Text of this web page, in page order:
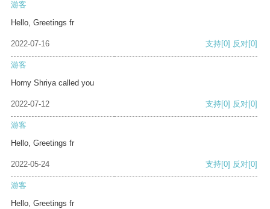
游客
Hello, Greetings fr
2022-07-16 支持[0] 反对[0]
游客
Horny Shriya called you
2022-07-12 支持[0] 反对[0]
游客
Hello, Greetings fr
2022-05-24 支持[0] 反对[0]
游客
Hello, Greetings fr